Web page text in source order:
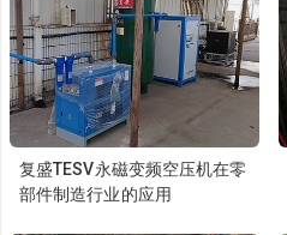
复盛TESV永磁变频空压机在零
部件制造行业的应用